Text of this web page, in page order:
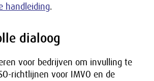
handleiding.
dialoog
voor bedrijven om invulling te
richtlijnen voor IMVO en de